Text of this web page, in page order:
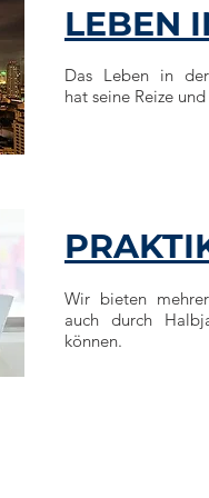
LEBEN
Das Leben in
hat seine Reize
Wir bieten
auch durch
können.